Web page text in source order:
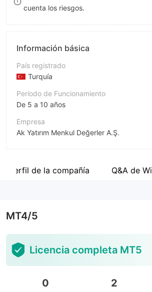
cuenta los riesgos.
Información básica
País registrado
Turquía
Período de Funcionamiento
De 5 a 10 años
Empresa
Ak Yatırım Menkul Değerler A.Ş.
Empleado de la empresa
Perfil de la compañía Q&A de
MT4/5
Licencia completa MT5
0 2